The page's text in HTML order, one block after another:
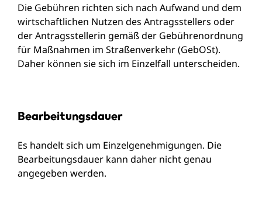
Die Gebühren richten sich nach Aufwand und dem
wirtschaftlichen Nutzen des Antragsstellers oder
der Antragsstellerin gemäß der Gebührenordnung
für Maßnahmen im Straßenverkehr (GebOSt).
Daher können sie sich im Einzelfall unterscheiden.
Bearbeitungsdauer
Es handelt sich um Einzelgenehmigungen. Die
Bearbeitungsdauer kann daher nicht genau
angegeben werden.